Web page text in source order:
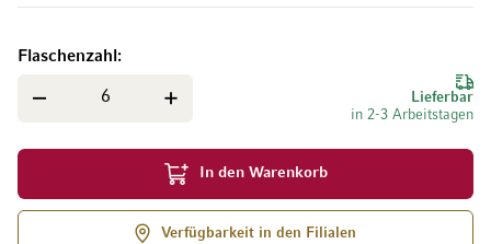
Lieferbar
in 2-3 Arbeitstagen
Flaschenzahl
In den Warenkorb
Verfügbarkeit in den Filialen